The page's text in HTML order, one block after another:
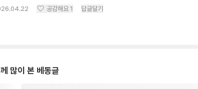
공감해요 1 답글달기
많이 본 베동글